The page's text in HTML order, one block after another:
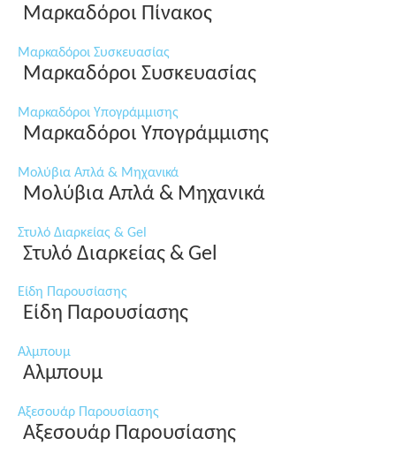
Μαρκαδόροι Πίνακος
Μαρκαδόροι Συσκευασίας
Μαρκαδόροι Συσκευασίας
Μαρκαδόροι Υπογράμμισης
Μαρκαδόροι Υπογράμμισης
Μολύβια Απλά & Μηχανικά
Μολύβια Απλά & Μηχανικά
Στυλό Διαρκείας & Gel
Στυλό Διαρκείας & Gel
Είδη Παρουσίασης
Είδη Παρουσίασης
Αλμπουμ
Αλμπουμ
Αξεσουάρ Παρουσίασης
Αξεσουάρ Παρουσίασης